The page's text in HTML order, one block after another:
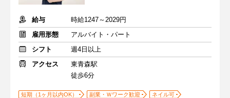
給与
時給1247～2029円
雇用形態
アルバイト・パート
シフト
週4日以上
アクセス
東青森駅
徒歩6分
短期（1ヶ月以内OK） 副業・Ｗワーク歓迎
ネイル可